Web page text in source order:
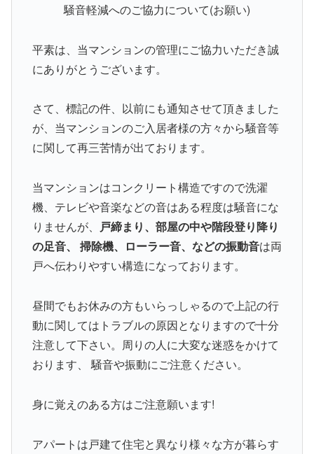
騒音軽減へのご協力について(お願い)
平素は、当マンションの管理にご協力いただき誠
にありがとうございます。
さて、標記の件、以前にも通知させて頂きました
が、当マンションのご入居者様の方々から騒音等
に関して再三苦情が出ております。
当マンションはコンクリート構造ですので洗濯
機、テレビや音楽などの音はある程度は騒音にな
りませんが、 戸締まり、部屋の中や階段登り降り
の足音、 掃除機、ローラー音、などの振動音は両
戸へ伝わりやすい構造になっております。
昼間でもお休みの方もいらっしゃるので上記の行
動に関してはトラブルの原因となりますので十分
注意して下さい。周りの人に大変な迷惑をかけて
おります、 騒音や振動にご注意ください。
身に覚えのある方はご注意願います!
アパートは戸建て住宅と異なり様々な方が暮らす